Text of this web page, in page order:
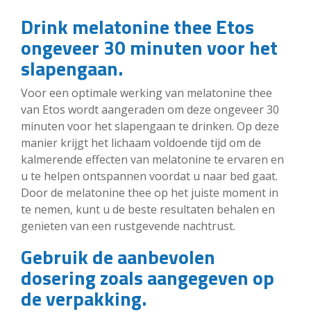
Drink melatonine thee Etos
ongeveer 30 minuten voor het
slapengaan.
Voor een optimale werking van melatonine thee
van Etos wordt aangeraden om deze ongeveer 30
minuten voor het slapengaan te drinken. Op deze
manier krijgt het lichaam voldoende tijd om de
kalmerende effecten van melatonine te ervaren en
u te helpen ontspannen voordat u naar bed gaat.
Door de melatonine thee op het juiste moment in
te nemen, kunt u de beste resultaten behalen en
genieten van een rustgevende nachtrust.
Gebruik de aanbevolen
dosering zoals aangegeven op
de verpakking.